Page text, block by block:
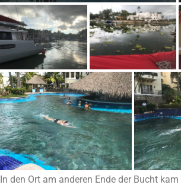
In den Ort am anderen Ende der Bucht